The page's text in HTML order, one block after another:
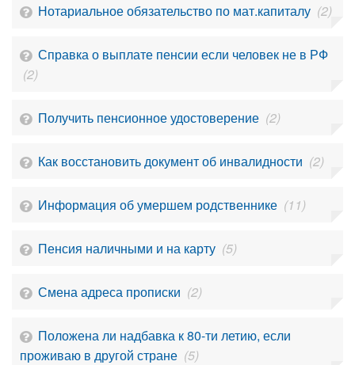
Нотариальное обязательство по мат.капиталу (2)
Справка о выплате пенсии если человек не в РФ
(2)
Получить пенсионное удостоверение (2)
Как восстановить документ об инвалидности (2)
Информация об умершем родственнике (11)
Пенсия наличными и на карту (5)
Смена адреса прописки (2)
Положена ли надбавка к 80-ти летию, если
проживаю в другой стране (5)